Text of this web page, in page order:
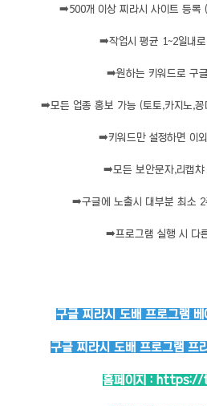
➡️500개 이상 찌라시 사이트 등록
➡️작업시 평균 1~2일내
➡️원하는 키워드로 구
➡️모든 업종 홍보 가능 (토토,카지노,
➡️키워드만 설정하면 이
➡️모든 보안문자,리캡
➡️구글에 노출시 대부분 최소 2
➡️프로그램 실행 시 다
구글 찌라시 도배 프로그램
구글 찌라시 도배 프로그램 프
홈페이지 :